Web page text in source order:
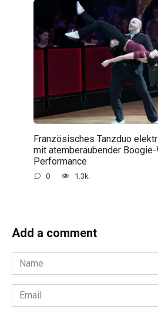
Französisches Tanzduo
mit atemberaubender
Performance
0 1.3k.
Add a comment
Name
*
Email
*